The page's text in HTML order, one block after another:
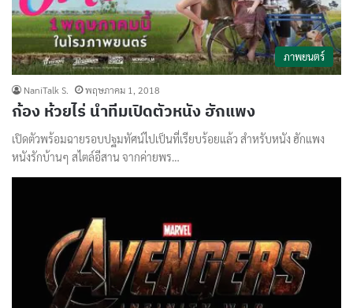
ภาพยนตร์
NaniTalk S. พฤษภาคม 1, 2018
ก้อง ห้วยไร่ นำทีมเปิดตัวหนัง ฮักแพง
เปิดตัวพร้อมฉายรอบปฐมทัศน์ไปเป็นที่เรียบร้อยแล้ว สำหรับหนัง ฮักแพง
หนังรักบ้านๆ สไตล์อีสาน จากค่ายพร…